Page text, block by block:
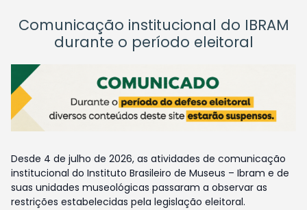
Comunicação institucional do IBRAM
durante o período eleitoral
Desde 4 de julho de 2026, as atividades de comunicação
institucional do Instituto Brasileiro de Museus – Ibram e de
suas unidades museológicas passaram a observar as
restrições estabelecidas pela legislação eleitoral.